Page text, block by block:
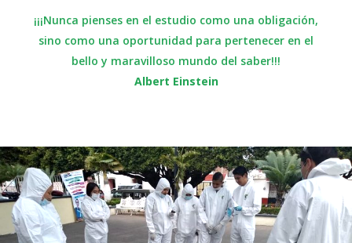
¡¡¡Nunca pienses en el estudio como una obligación,
sino como una oportunidad para pertenecer en el
bello y maravilloso mundo del saber!!!
Albert Einstein